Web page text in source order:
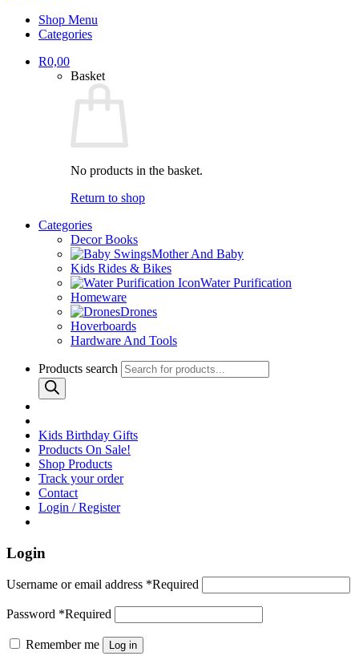
Shop Menu
Categories
R0,00
Basket
No products in the basket.
Return to shop
Categories
Decor Books
Mother And Baby
Kids Rides & Bikes
Water Purification
Homeware
Drones
Hoverboards
Hardware And Tools
Products search
Kids Birthday Gifts
Products On Sale!
Shop Products
Track your order
Contact
Login / Register
Login
Username or email address *Required
Password *Required
Remember me Log in